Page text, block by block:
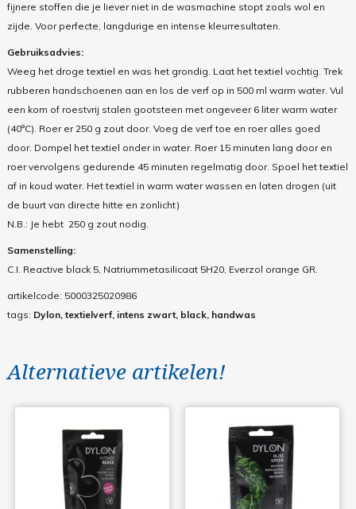
fijnere stoffen die je liever niet in de wasmachine stopt zoals wol en
zijde. Voor perfecte, langdurige en intense kleurresultaten.
Gebruiksadvies:
Weeg het droge textiel en was het grondig. Laat het textiel vochtig. Trek
rubberen handschoenen aan en los de verf op in 500 ml warm water. Vul
een kom of roestvrij stalen gootsteen met ongeveer 6 liter warm water
(40°C). Roer er 250 g zout door. Voeg de verf toe en roer alles goed
door. Dompel het textiel onder in water. Roer 15 minuten lang door en
roer vervolgens gedurende 45 minuten regelmatig door. Spoel het textiel
af in koud water. Het textiel in warm water wassen en laten drogen (uit
de buurt van directe hitte en zonlicht)
N.B.: Je hebt 250 g zout nodig.
Samenstelling:
C.I. Reactive black 5, Natriummetasilicaat 5H20, Everzol orange GR.
artikelcode: 5000325020986
tags: Dylon, textielverf, intens zwart, black, handwas
Alternatieve artikelen!